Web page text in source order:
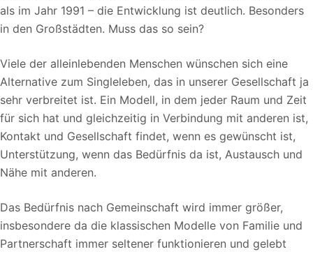
als im Jahr 1991 – die Entwicklung ist deutlich. Besonders
in den Großstädten. Muss das so sein?
Viele der alleinlebenden Menschen wünschen sich eine
Alternative zum Singleleben, das in unserer Gesellschaft ja
sehr verbreitet ist. Ein Modell, in dem jeder Raum und Zeit
für sich hat und gleichzeitig in Verbindung mit anderen ist,
Kontakt und Gesellschaft findet, wenn es gewünscht ist,
Unterstützung, wenn das Bedürfnis da ist, Austausch und
Nähe mit anderen.
Das Bedürfnis nach Gemeinschaft wird immer größer,
insbesondere da die klassischen Modelle von Familie und
Partnerschaft immer seltener funktionieren und gelebt